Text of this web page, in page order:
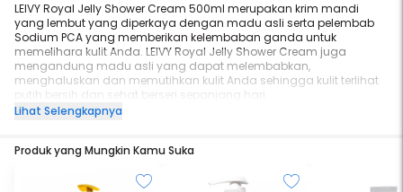
LEIVY Royal Jelly Shower Cream 500ml merupakan krim mandi
yang lembut yang diperkaya dengan madu asli serta pelembab
Sodium PCA yang memberikan kelembaban ganda untuk
memelihara kulit Anda. LEIVY Royal Jelly Shower Cream juga
mengandung madu asli yang dapat melembabkan,
menghaluskan dan memutihkan kulit Anda sehingga kulit terlihat
putih bersih dan sehat berseri sepanjang hari.
✨ Mengandung Royal Jelly meregenerasi dan memperbaiki
meningkatkan produksi kolagen yang berfungsi memperlambat
Lihat Selengkapnya
Produk yang Mungkin Kamu Suka